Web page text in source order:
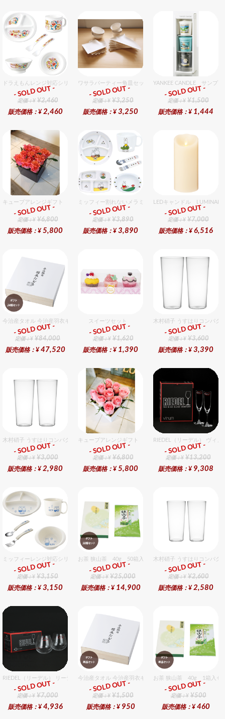
ドラえもんレンジ対応シリーズセット セット販売商品です。
ギフト
定価：¥ ¥2,460
販売価格：¥ 2,460
- SOLD OUT -
ワサラパーティー角皿セット 4種6個入りセット
ギフト
定価：¥ ¥3,250
販売価格：¥ 3,250
- SOLD OUT -
YANKEE CANDLE サンプ
ギフト
定価：¥ ¥1,500
販売価格：¥ 1,444
- SOLD OUT -
キューブアレンジギフト オレンジ
ギフト
定価：¥ ¥6,800
販売価格：¥ 5,800
- SOLD OUT -
ミッフィー割れないメラミン食器セット セット販売商品で
ギフト
定価：¥ ¥3,890
販売価格：¥ 3,890
- SOLD OUT -
LEDキャンドル
ギフト
定価：¥ ¥7,000
販売価格：¥ 6,516
- SOLD OUT -
今治産タオル 今治産羽衣ギフトバスタオル 24個入セット
ギフト
定価：¥ ¥84,000
販売価格：¥ 47,520
- SOLD OUT -
スイーツセット
ギフト
定価：¥ ¥1,620
販売価格：¥ 1,390
- SOLD OUT -
木村硝子 うすはりコンパク
ギフト
定価：¥ ¥3,600
販売価格：¥ 3,390
- SOLD OUT -
木村硝子 うすはりコンパクト380cc ゾンビグラスギフトセット（2個入り）
ギフト
定価：¥ ¥3,000
販売価格：¥ 2,980
- SOLD OUT -
キューブアレンジギフト ピンク
ギフト
定価：¥ ¥6,800
販売価格：¥ 5,800
- SOLD OUT -
RIEDEL（リーデル） ヴィ
ギフト
定価：¥ ¥13,200
販売価格：¥ 9,308
- SOLD OUT -
ミッフィーレンジ対応シリーズ セット販売商品です。
ギフト
定価：¥ ¥3,150
販売価格：¥ 3,150
- SOLD OUT -
お茶 狭山茶 40g 50箱入セット
ギフト
定価：¥ ¥25,000
販売価格：¥ 14,900
- SOLD OUT -
木村硝子 うすはりコンパク
ギフト
定価：¥ ¥2,600
販売価格：¥ 2,580
- SOLD OUT -
RIEDEL（リーデル） リーデル オー 0 カベルネ 2個入りセット
ギフト
定価：¥ ¥7,000
販売価格：¥ 4,936
- SOLD OUT -
今治産タオル 今治産羽衣ギフトフェイスタオル 1個入セ
ギフト
定価：¥ ¥1,500
販売価格：¥ 950
- SOLD OUT -
お茶 狭山茶 40g 1箱入セ
ギフト
定価：¥ ¥500
販売価格：¥ 460
- SOLD OUT -